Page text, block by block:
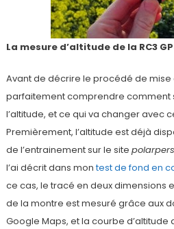
La mesure d’altitude de la RC3
Avant de décrire le procédé de mise
parfaitement comprendre comment
l’altitude, et ce qui va changer avec
Premièrement, l’altitude est déjà
de l’entrainement sur le site
l’ai décrit dans montest de fond en
ce cas, le tracé en deux dimensions
de la montre est mesuré grâce aux
Google Maps, et la courbe d’altitude